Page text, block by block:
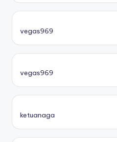
vegas969
vegas969
ketuanaga